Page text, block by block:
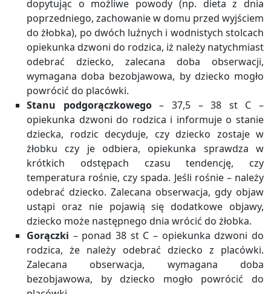
dopytując o możliwe powody (np. dieta z dnia
poprzedniego, zachowanie w domu przed wyjściem
do żłobka), po dwóch luźnych i wodnistych stolcach
opiekunka dzwoni do rodzica, iż należy natychmiast
odebrać dziecko, zalecana doba obserwacji,
wymagana doba bezobjawowa, by dziecko mogło
powrócić do placówki.
Stanu podgorączkowego– 37,5 – 38 st C –
opiekunka dzwoni do rodzica i informuje o stanie
dziecka, rodzic decyduje, czy dziecko zostaje w
żłobku czy je odbiera, opiekunka sprawdza w
krótkich odstępach czasu tendencję, czy
temperatura rośnie, czy spada. Jeśli rośnie – należy
odebrać dziecko. Zalecana obserwacja, gdy objaw
ustąpi oraz nie pojawią się dodatkowe objawy,
dziecko może następnego dnia wrócić do żłobka.
Gorączki – ponad 38 st C – opiekunka dzwoni do
rodzica, że należy odebrać dziecko z placówki.
Zalecana obserwacja, wymagana doba
bezobjawowa, by dziecko mogło powrócić do